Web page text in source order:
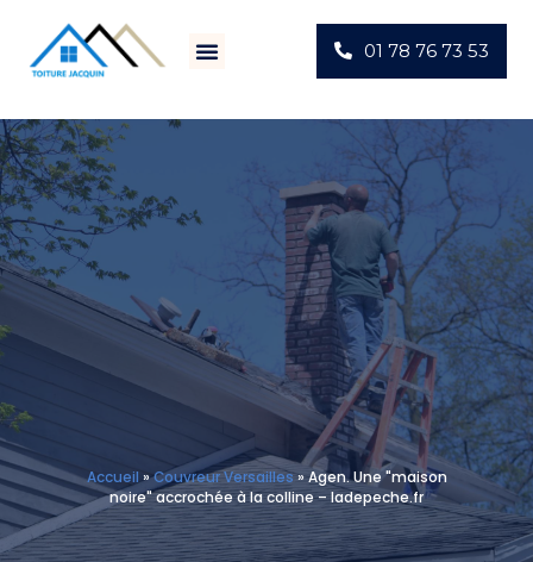
01 78 76 73 53
Accueil »Couvreur Versailles»Agen. Une "maison
noire" accrochée à la colline – ladepeche.fr